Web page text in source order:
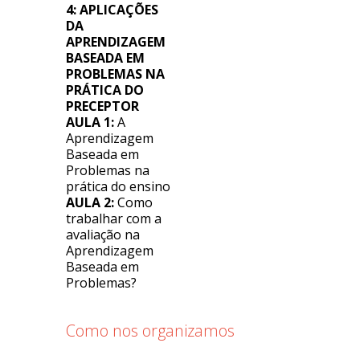
4:APLICAÇÕES
DA
APRENDIZAGEM
BASEADA EM
PROBLEMAS NA
PRÁTICA DO
PRECEPTOR
AULA 1:A
Aprendizagem
Baseada em
Problemas na
prática do ensino
AULA 2:Como
trabalhar com a
avaliação na
Aprendizagem
Baseada em
Problemas?
Como nos organizamos